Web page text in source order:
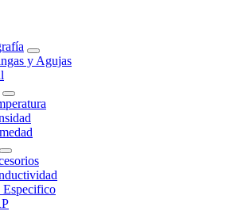
y Agujas
Especifico